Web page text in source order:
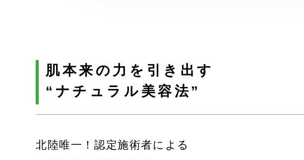
肌本来の力を引き出す
“ナチュラル美容法”
北陸唯一！認定施術者による